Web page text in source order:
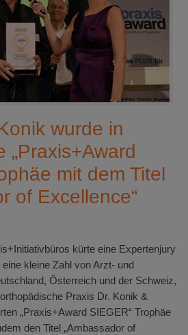
wurde in
„Praxis+Award
mit dem Titel
of Excellence“
kürte eine Expertenjury
kleine Zahl von Arzt- und
Österreich und der Schweiz,
Praxis Dr. Konik &
„Praxis+Award SIEGER“ Trophäe
den Titel „Ambassador of